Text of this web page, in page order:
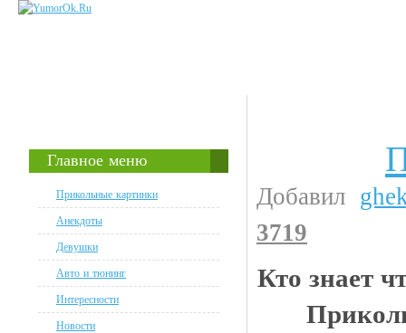
Главное меню
Прикольные картинки
Анекдоты
Девушки
Авто и тюнинг
Интересности
Новости
Добавил
3719
Кто знает